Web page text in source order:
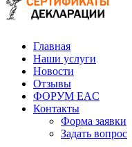
Главная
Наши услуги
Новости
Отзывы
ФОРУМ EAC
Контакты
Форма заявки
Задать вопрос